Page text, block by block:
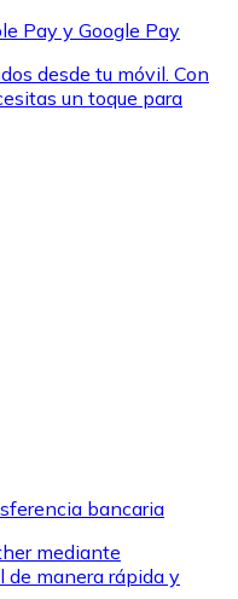
en tu tienda más
para comprar
Pay y Google Pay
desde tu móvil. Con
un toque para
bancaria
mediante
manera rápida y